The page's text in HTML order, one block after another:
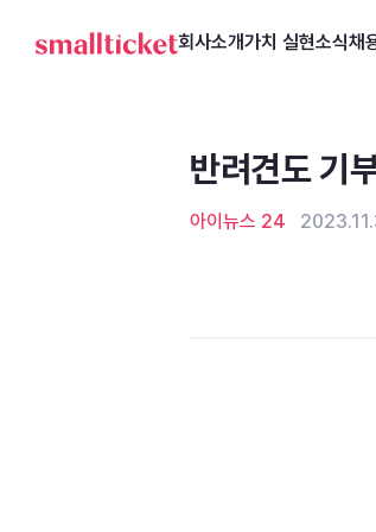
회사소개가치 실현소식채
반려견도 기
아이뉴스 24